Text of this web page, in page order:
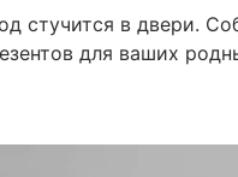
стучится в двери.
для ваших